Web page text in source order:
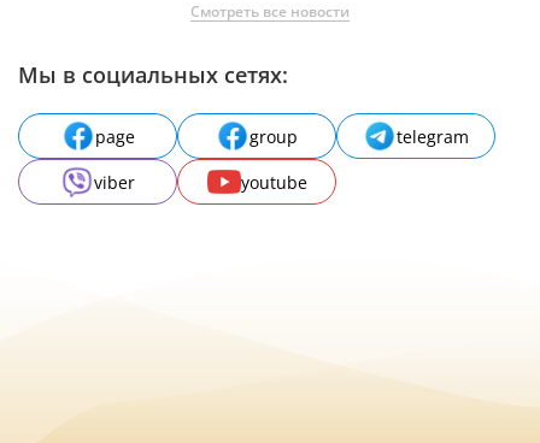
Смотреть все новости
Мы в социальных сетях:
page group
telegram
viber
youtube